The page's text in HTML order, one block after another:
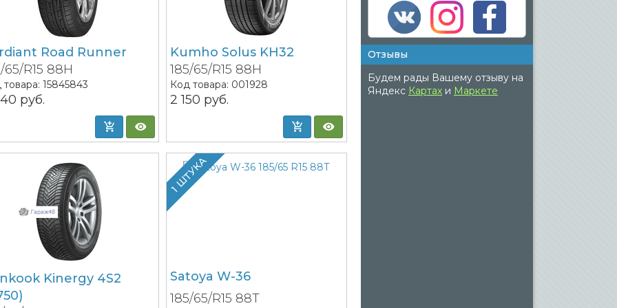
Road Runner
65/R15 88H
товара:15845843
руб.
Kumho Solus KH32
185/65/R15 88H
Код товара: 001928
2 150 руб.
Kinergy 4S2
1 ШТУКА
Satoya W-36
185/65/R15 88T
Отзывы
Будем рады Вашему отзыву на
Яндекс Картах и Маркете